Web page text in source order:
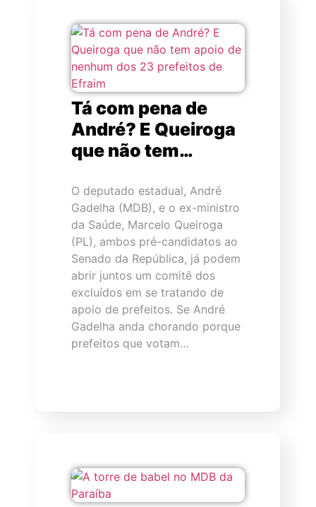
Tá com pena de
André? E Queiroga
que não tem…
O deputado estadual, André
Gadelha (MDB), e o ex-ministro
da Saúde, Marcelo Queiroga
(PL), ambos pré-candidatos ao
Senado da República, já podem
abrir juntos um comitê dos
excluídos em se tratando de
apoio de prefeitos. Se André
Gadelha anda chorando porque
prefeitos que votam…